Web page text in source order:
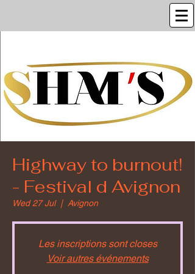
Highway to burnout!
- Festival d Avignon
Wed 27 Jul
  |
Avignon
Les inscriptions sont closes
Voir autres événements